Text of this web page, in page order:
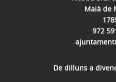
Maià de
972
De dilluns a